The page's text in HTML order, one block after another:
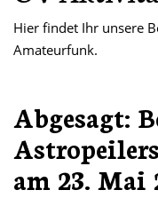
Hier findet Ihr unsere
Amateurfunk.
Abgesagt:
am 23. Mai